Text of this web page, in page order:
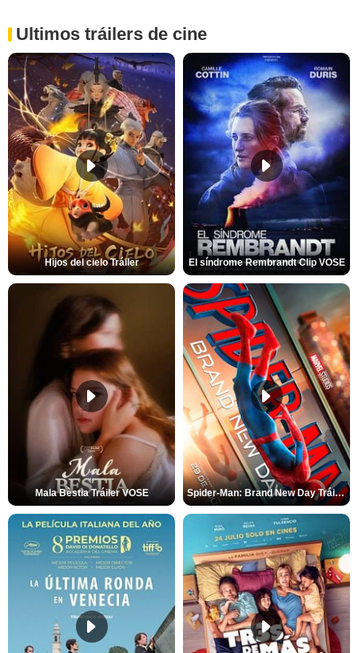
Ultimos tráilers de cine
Hijos del cielo Tráiler El síndrome Rembrandt Clip VOSE
Mala Bèstia Tráiler VOSE Spider-Man: Brand New Day Tráiler (3)